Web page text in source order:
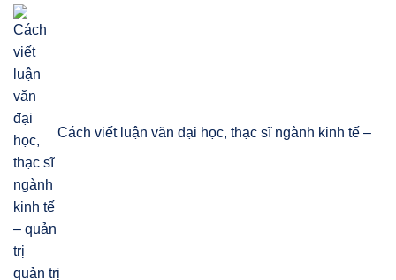
Cách viết luận văn đại học, thạc sĩ ngành kinh tế –
quản trị